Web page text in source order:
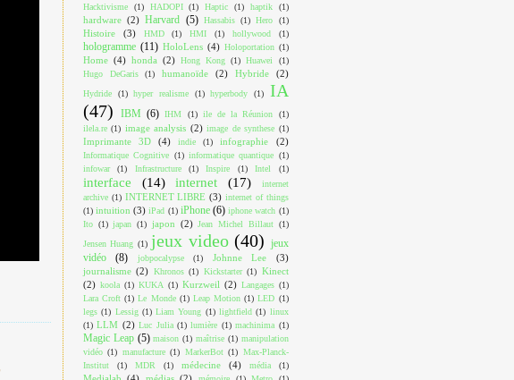
Hacktivisme (1) HADOPI (1) Haptic (1) haptik (1)
hardware (2) Harvard (5) Hassabis (1) Hero (1)
Histoire (3) HMD (1) HMI (1) hollywood (1)
hologramme (11) HoloLens (4) Holoportation (1)
Home (4) honda (2) Hong Kong (1) Huawei
(1)
Hugo DeGaris
(1) humanoïde (2) Hybride (2)
Hydride (1) hyper realisme (1) hyperbody (1)
IA
(47)
IBM (6) IHM (1) ile de la Réunion
(1)
ilela.re (1) image analysis (2) image de synthese (1)
Imprimante 3D (4) indie (1) infographie (2)
Informatique Cognitive (1) informatique quantique (1)
infowar
(1) Infrastructure (1) Inspire (1) Intel (1)
interface (14) internet (17)
internet
archive (1) INTERNET LIBRE (3) internet of things
(1) intuition (3) iPad (1) iPhone (6) iphone watch (1)
Ito (1) japan (1) japon (2) Jean Michel Billaut (1)
Jensen Huang (1) jeux video (40) jeux
vidéo
(8) jobpocalypse (1) Johnne Lee
(3)
journalisme (2) Khronos (1) Kickstarter (1) Kinect
(2) koola (1) KUKA (1) Kurzweil (2) Langages (1)
Lara Croft (1) Le Monde (1) Leap Motion (1) LED (1)
legs (1) Lessig (1) Liam Young (1) lightfield (1) linux
(1) LLM (2) Luc Julia (1) lumière (1) machinima (1)
Magic Leap (5) maison (1) maîtrise (1) manipulation
vidéo (1) manufacture (1) MarkerBot (1) Max-Planck-
Institut
(1) MDR (1) médecine (4) média (1)